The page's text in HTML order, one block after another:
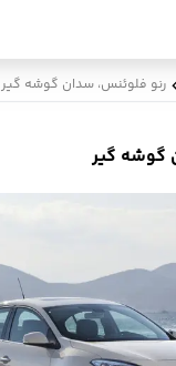
رنو فلوئنس، سدان گوشه گیر
گوشه گیر